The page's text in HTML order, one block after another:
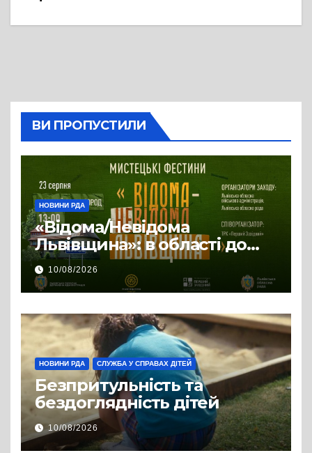
ВИ ПРОПУСТИЛИ
НОВИНИ РДА
«Відома/Невідома
Львівщина»: в області до
Дня Державного Прапора
відбудуться Мистецькі
Фестини
10/08/2026
НОВИНИ РДА СЛУЖБА У СПРАВАХ ДІТЕЙ
Безпритульність та
бездоглядність дітей
10/08/2026